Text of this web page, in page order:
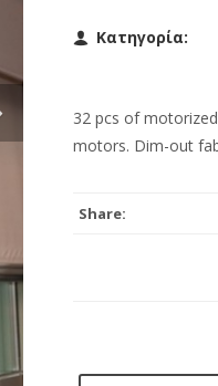
Κατηγορία:
32 pcs of
motors. Dim-out
Share: